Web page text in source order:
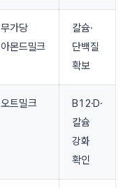
무가당
아몬드밀크
칼슘·
단백질
확보
오트밀크
B12·D·
칼슘
강화
확인